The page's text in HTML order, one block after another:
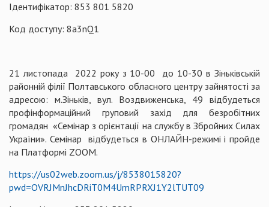
Ідентифікатор: 853 801 5820
Код доступу: 8a3nQ1
21 листопада 2022 року з 10-00 до 10-30 в Зіньківській
районній філії Полтавського обласного центру зайнятості за
адресою: м.Зіньків, вул. Воздвиженська, 49 відбудеться
профінформаційний груповий захід для безробітних
громадян «Семінар з орієнтації на службу в Збройних Силах
України». Семінар відбудеться в ОНЛАЙН-режимі і пройде
на Платформі ZOOM.
https://us02web.zoom.us/j/8538015820?
pwd=OVRJMnJhcDRiT0M4UmRPRXJ1Y2lTUT09